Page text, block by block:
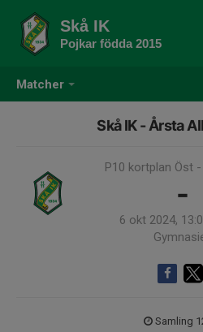
Matcher
Skå IK
Pojkar födda 2015
Skå IK - Årsta
P10 kortplan Öst -
-
6 okt 2024,
Samling